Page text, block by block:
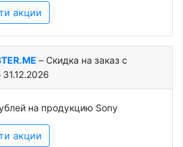
акции
– Скидка на заказ c
на продукцию Sony
акции